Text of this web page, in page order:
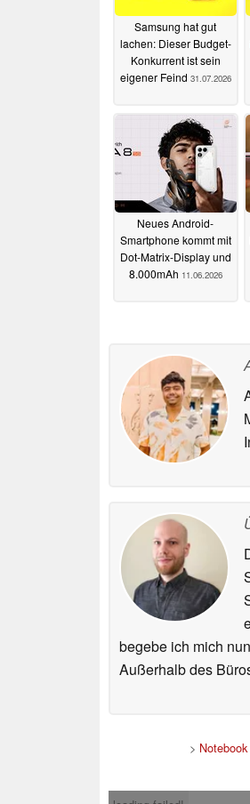
Samsung hat gut
Konkurrent ist sein
eigener Feind 31.07.2026
Neues Android-
begebe ich mich